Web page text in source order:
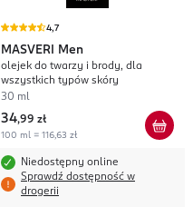
4,7
MASVERI Men
olejek do twarzy i brody, dla
wszystkich typów skóry
30 ml
34,99 zł
100 ml = 116,63 zł
Niedostępny online
Sprawdź dostępność w
drogerii